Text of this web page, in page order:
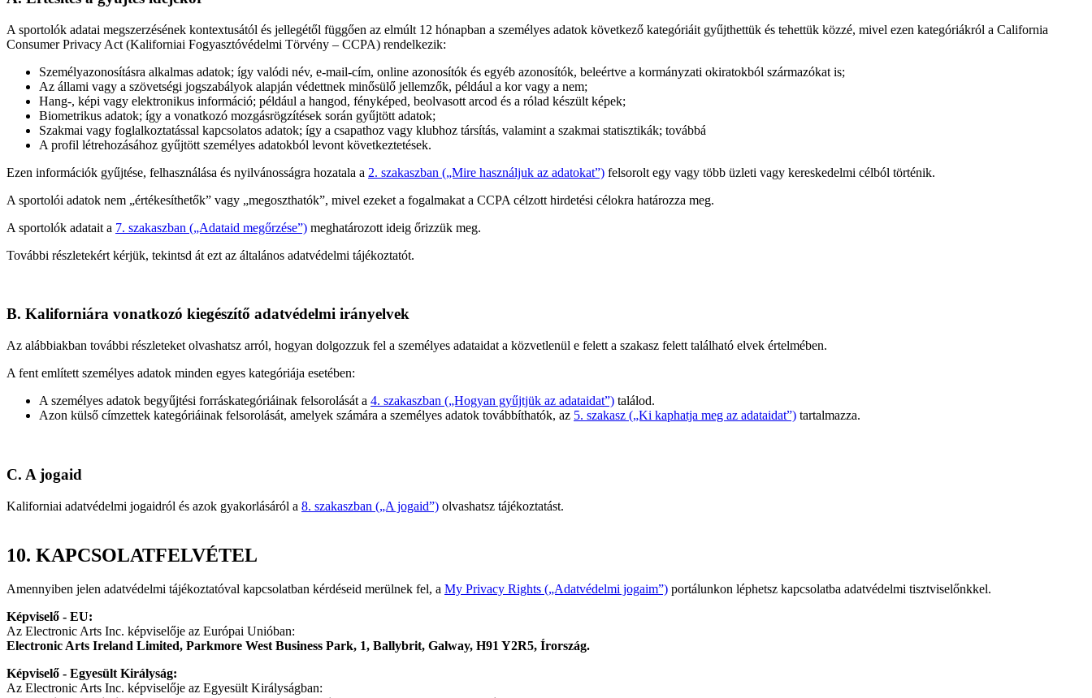
A sportolók adatai megszerzésének kontextusától és jellegétől függően az elmúlt 12 hónapban a személyes adatok következő kategóriáit gyűjthettük és tehettük közzé, mivel ezen kategóriákról a California
Consumer Privacy Act (Kaliforniai Fogyasztóvédelmi Törvény – CCPA) rendelkezik:
Személyazonosításra alkalmas adatok; így valódi név, e-mail-cím, online azonosítók és egyéb azonosítók, beleértve a kormányzati okiratokból származókat is;
Az állami vagy a szövetségi jogszabályok alapján védettnek minősülő jellemzők, például a kor vagy a nem;
Hang-, képi vagy elektronikus információ; például a hangod, fényképed, beolvasott arcod és a rólad készült képek;
Biometrikus adatok; így a vonatkozó mozgásrögzítések során gyűjtött adatok;
Szakmai vagy foglalkoztatással kapcsolatos adatok; így a csapathoz vagy klubhoz társítás, valamint a szakmai statisztikák; továbbá
A profil létrehozásához gyűjtött személyes adatokból levont következtetések.
Ezen információk gyűjtése, felhasználása és nyilvánosságra hozatala a 2. szakaszban („Mire használjuk az adatokat”) felsorolt egy vagy több üzleti vagy kereskedelmi célból történik.
A sportolói adatok nem „értékesíthetők” vagy „megoszthatók”, mivel ezeket a fogalmakat a CCPA célzott hirdetési célokra határozza meg.
A sportolók adatait a 7. szakaszban („Adataid megőrzése”) meghatározott ideig őrizzük meg.
További részletekért kérjük, tekintsd át ezt az általános adatvédelmi tájékoztatót.
B. Kaliforniára vonatkozó kiegészítő adatvédelmi irányelvek
Az alábbiakban további részleteket olvashatsz arról, hogyan dolgozzuk fel a személyes adataidat a közvetlenül e felett a szakasz felett található elvek értelmében.
A fent említett személyes adatok minden egyes kategóriája esetében:
A személyes adatok begyűjtési forráskategóriáinak felsorolását a 4. szakaszban („Hogyan gyűjtjük az adataidat”) találod.
Azon külső címzettek kategóriáinak felsorolását, amelyek számára a személyes adatok továbbíthatók, az 5. szakasz („Ki kaphatja meg az adataidat”) tartalmazza.
C. A jogaid
Kaliforniai adatvédelmi jogaidról és azok gyakorlásáról a 8. szakaszban („A jogaid”) olvashatsz tájékoztatást.
10. KAPCSOLATFELVÉTEL
Amennyiben jelen adatvédelmi tájékoztatóval kapcsolatban kérdéseid merülnek fel, a My Privacy Rights („Adatvédelmi jogaim”) portálunkon léphetsz kapcsolatba adatvédelmi tisztviselőnkkel.
Képviselő - EU:
Az Electronic Arts Inc. képviselője az Európai Unióban:
Electronic Arts Ireland Limited, Parkmore West Business Park, 1, Ballybrit, Galway, H91 Y2R5, Írország.
Képviselő - Egyesült Királyság:
Az Electronic Arts Inc. képviselője az Egyesült Királyságban: